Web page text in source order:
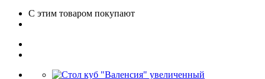
С этим товаром покупают